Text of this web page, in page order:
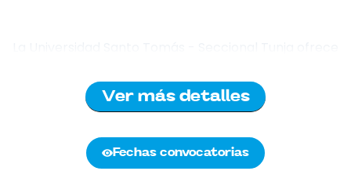
investigación jurídica avanzada y responde
críticamente a los desafíos globales, integra
desarrollo de competencias. Su enfoque responde a
las necesidades actuales del conocimiento,
Ver más detalles
Fechas convocatorias